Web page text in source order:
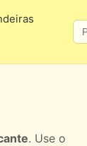
. Use o